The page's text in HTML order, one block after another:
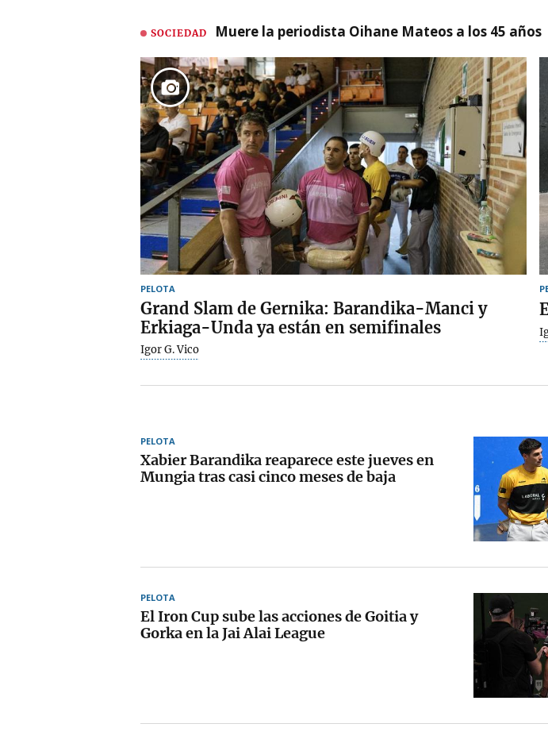
SOCIEDAD Muere la periodista Oihane Mateos a los 45 años
PELOTA
Grand Slam de Gernika: Barandika-Manci y
Erkiaga-Unda ya están en semifinales
Igor G. Vico
PELOTA
Xabier Barandika reaparece este jueves en
Mungia tras casi cinco meses de baja
PELOTA
El Iron Cup sube las acciones de Goitia y
Gorka en la Jai Alai League